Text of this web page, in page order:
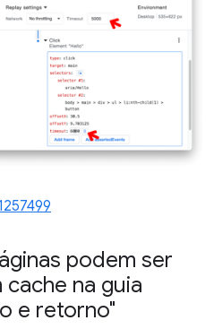
podem ser
cache na guia
e retorno"